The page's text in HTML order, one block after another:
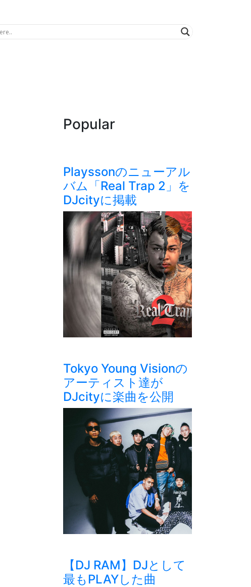
Popular
Playssonのニューアル
バム「Real Trap 2」を
DJcityに掲載
Tokyo Young Visionの
アーティスト達が
DJcityに楽曲を公開
【DJ RAM】DJとして
最もPLAYした曲